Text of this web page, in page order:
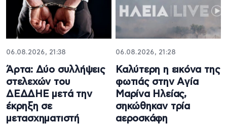
06.08.2026, 21:38
Άρτα: Δύο συλλήψεις
στελεχών του
ΔΕΔΔΗΕ μετά την
έκρηξη σε
μετασχηματιστή
06.08.2026, 21:28
Καλύτερη η εικόνα της
φωτιάς στην Aγία
Μαρίνα Ηλείας,
σηκώθηκαν τρία
αεροσκάφη